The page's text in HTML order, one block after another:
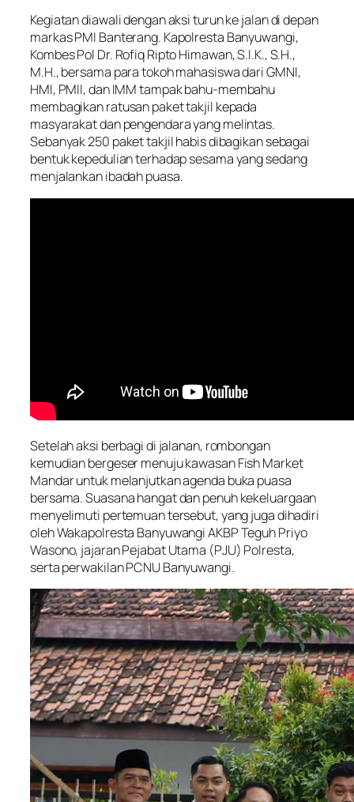
Kegiatan diawali dengan aksi turun ke jalan di depan
markas PMI Banterang. Kapolresta Banyuwangi,
Kombes Pol Dr. Rofiq Ripto Himawan, S.I.K., S.H.,
M.H., bersama para tokoh mahasiswa dari GMNI,
HMI, PMII, dan IMM tampak bahu-membahu
membagikan ratusan paket takjil kepada
masyarakat dan pengendara yang melintas.
Sebanyak 250 paket takjil habis dibagikan sebagai
bentuk kepedulian terhadap sesama yang sedang
menjalankan ibadah puasa.
Setelah aksi berbagi di jalanan, rombongan
kemudian bergeser menuju kawasan Fish Market
Mandar untuk melanjutkan agenda buka puasa
bersama. Suasana hangat dan penuh kekeluargaan
menyelimuti pertemuan tersebut, yang juga dihadiri
oleh Wakapolresta Banyuwangi AKBP Teguh Priyo
Wasono, jajaran Pejabat Utama (PJU) Polresta,
serta perwakilan PCNU Banyuwangi.